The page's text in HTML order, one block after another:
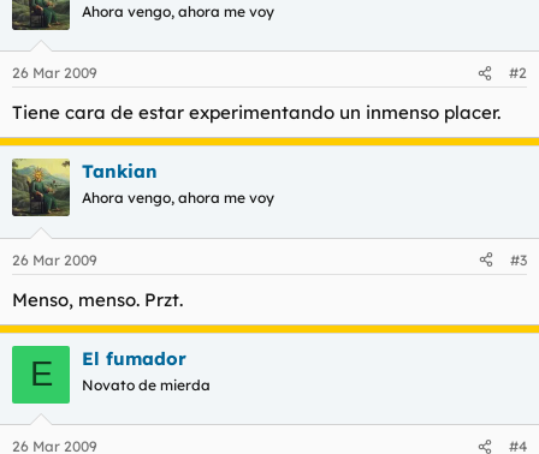
Ahora vengo, ahora me voy
26 Mar 2009 #2
Tiene cara de estar experimentando un inmenso placer.
Tankian
Ahora vengo, ahora me voy
26 Mar 2009 #3
Menso, menso. Przt.
E El fumador
Novato de mierda
26 Mar 2009 #4